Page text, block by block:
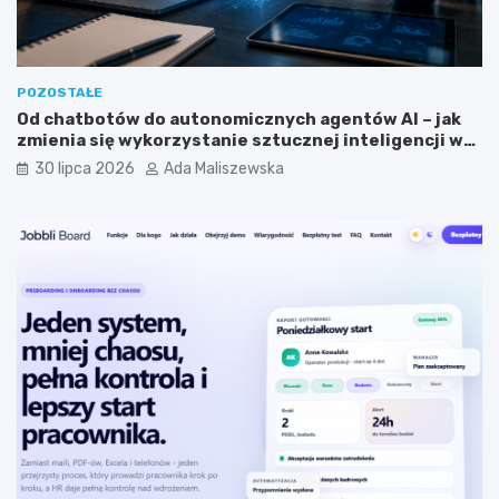
m
?
POZOSTAŁE
Od chatbotów do autonomicznych agentów AI – jak
zmienia się wykorzystanie sztucznej inteligencji w
biznesie?
30 lipca 2026 Ada Maliszewska